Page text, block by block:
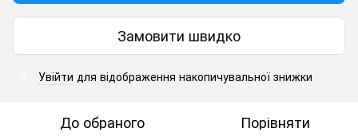
Замовити швидко
Увійти для відображення накопичувальної знижки
До обраного Порівняти